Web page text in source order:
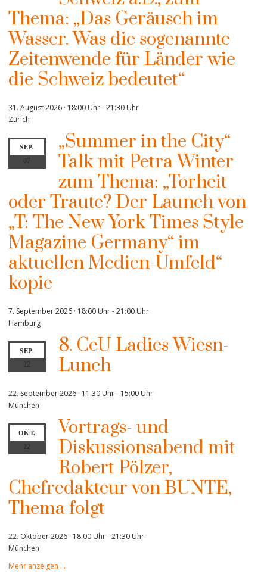
Thema: „Das Geräusch im
Wasser. Was die sogenannte
Zeitenwende für Länder wie
die Schweiz bedeutet“
31. August 2026 · 18:00 Uhr-21:30 Uhr
Zürich
SEP.
07
„Summer in the City“
Talk mit Petra Winter
zum Thema: „Torheit
oder Traute? Der Launch von
„T: The New York Times Style
Magazine Germany“ im
aktuellen Medien-Umfeld“
kopie
7. September 2026 · 18:00 Uhr-21:00 Uhr
Hamburg
SEP.
22
8. CeU Ladies Wiesn-
Lunch
22. September 2026 · 11:30 Uhr- 15:00 Uhr
München
OKT.
22
Vortrags- und
Diskussionsabend mit
Robert Pölzer,
Chefredakteur von BUNTE,
Thema folgt
22. Oktober 2026 · 18:00 Uhr-21:30 Uhr
München
Mehr anzeigen …